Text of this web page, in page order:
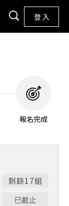
登 入
報名完成
剩餘17組
已截止